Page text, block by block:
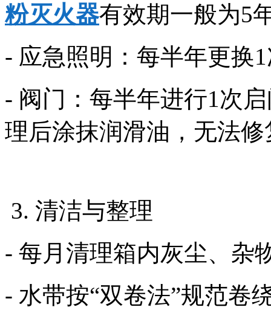
粉灭火器有效期一般为5
- 应急照明：每半年更
- 阀门：每半年进行1次
理后涂抹润滑油，无法
3. 清洁与整理
- 每月清理箱内灰尘、
- 水带按“双卷法”规范